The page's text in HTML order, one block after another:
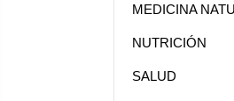
MEDICINA
NUTRICIÓN
SALUD